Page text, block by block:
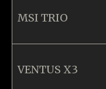
MSI TRIO
VENTUS X3